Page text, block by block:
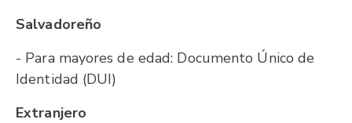
Salvadoreño
- Para mayores de edad: Documento Único de
Identidad (DUI)
Extranjero